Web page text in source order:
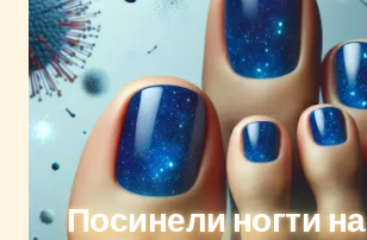
Посинели ногти на